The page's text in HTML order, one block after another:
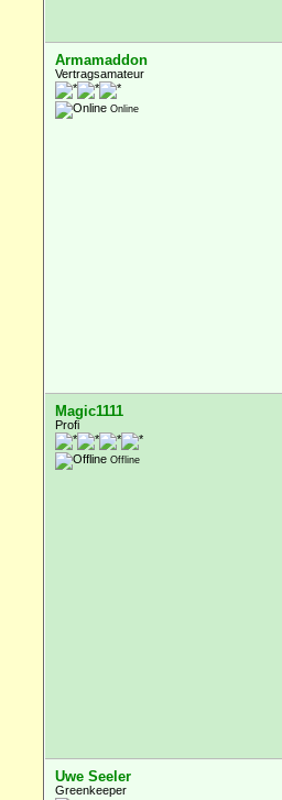
Armamaddon
Vertragsamateur
Online
Magic1111
Profi
Offline
Uwe Seeler
Greenkeeper